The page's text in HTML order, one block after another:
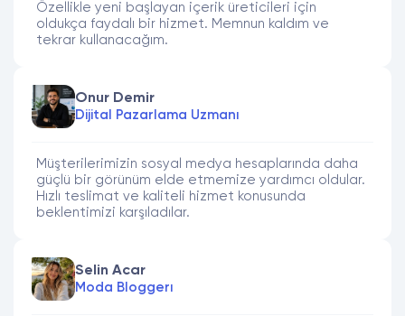
Özellikle yeni başlayan içerik üreticileri için
oldukça faydalı bir hizmet. Memnun kaldım ve
tekrar kullanacağım.
Onur Demir
Dijital Pazarlama Uzmanı
Müşterilerimizin sosyal medya hesaplarında daha
güçlü bir görünüm elde etmemize yardımcı oldular.
Hızlı teslimat ve kaliteli hizmet konusunda
beklentimizi karşıladılar.
Selin Acar
Moda Bloggerı